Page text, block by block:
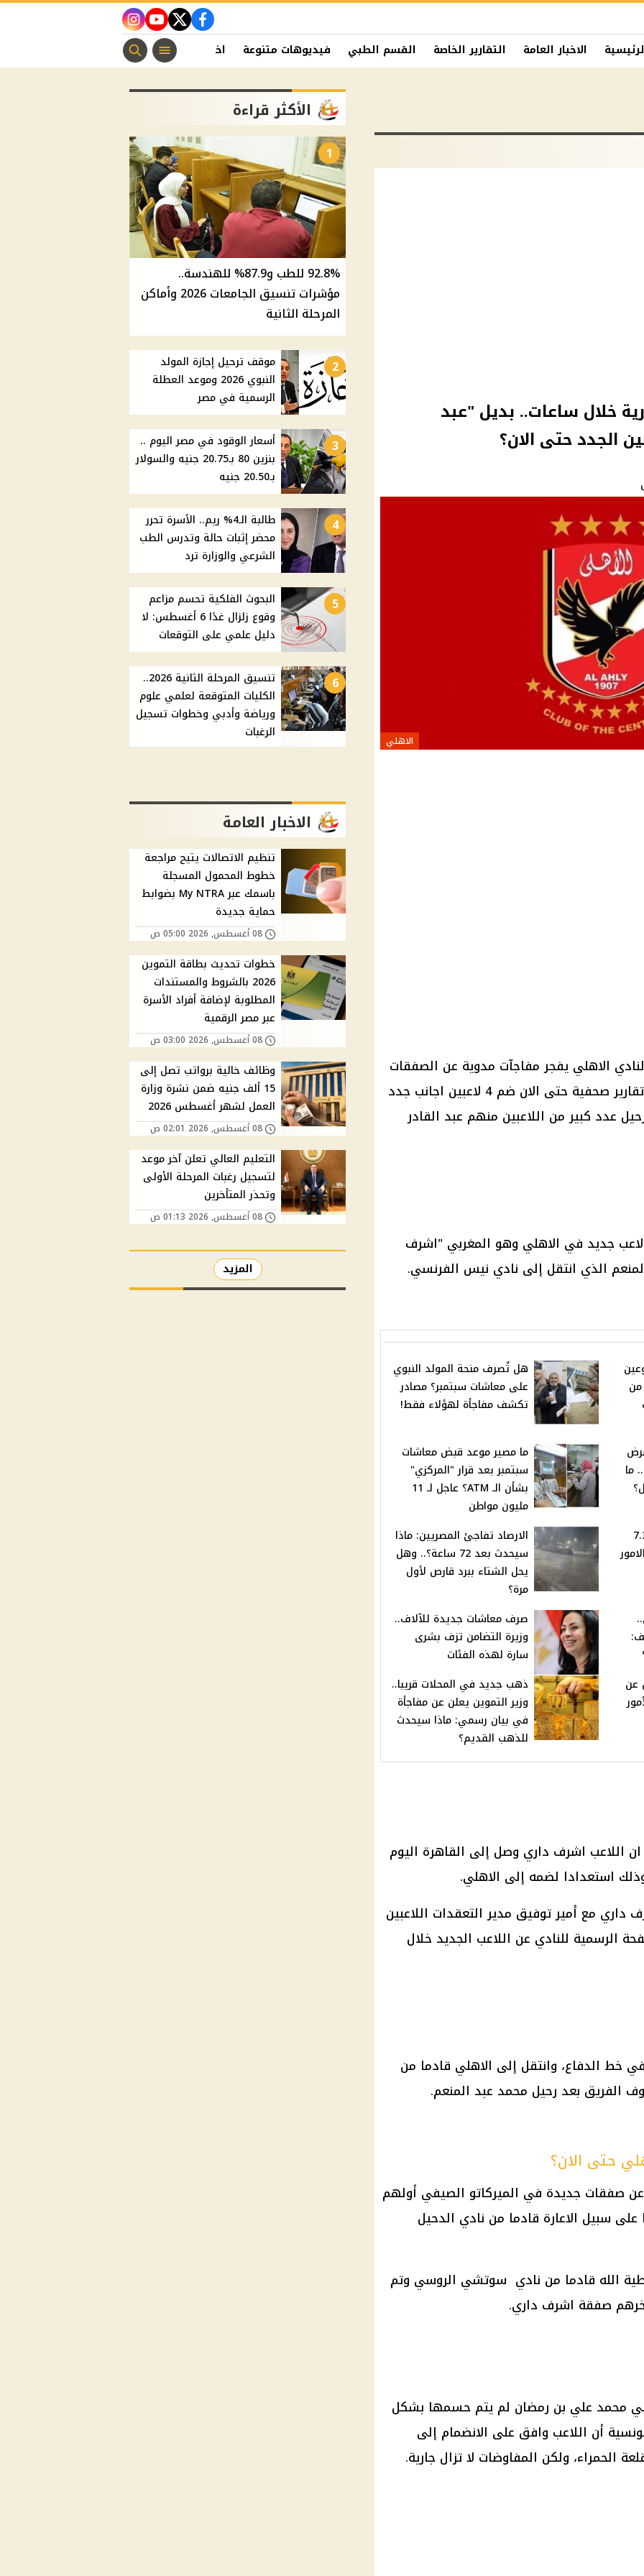
facebook
twitter
youtube
instagram
الاخبار العامة التقارير الخاصة القسم الطبي فيديوهات متنوعة اخبار الفن منوعات مسيحية
خلال ساعات.. بديل "عبد
الجدد حتى الان؟
الاهلي
الاهلي يفجر مفاجآت مدوية عن الصفقات
، حيث كشفت تقارير صحفية حتى الان ضم 4 لاعبين اجانب جدد
عدد كبير من اللاعبين منهم عبد القادر
جديد في الاهلي وهو المغربي "اشرف
الذي انتقل إلى نادي نيس الفرنسي.
من
هل تُصرف منحة المولد النبوي
على معاشات سبتمبر؟ مصادر
تكشف مفاجأة لهؤلاء فقط!
ما
ما مصير موعد قبض معاشات
سبتمبر بعد قرار "المركزي"
بشأن الـ ATM؟ عاجل لـ 11
مليون مواطن
7.30
الارصاد تفاجئ المصريين: ماذا
سيحدث بعد 72 ساعة؟.. وهل
يحل الشتاء ببرد قارص لأول
مرة؟
بـ 30 الف:
صرف معاشات جديدة للآلاف..
وزيرة التضامن تزف بشرى
سارة لهذه الفئات
عن
ذهب جديد في المحلات قريبا..
وزير التموين يعلن عن مفاجأة
في بيان رسمي: ماذا سيحدث
للذهب القديم؟
اللاعب اشرف داري وصل إلى القاهرة اليوم
وذلك استعدادا لضمه إلى الاهلي.
داري مع أمير توفيق مدير التعقدات اللاعبين
الرسمية للنادي عن اللاعب الجديد خلال
خط الدفاع، وانتقل إلى الاهلي قادما من
الفريق بعد رحيل محمد عبد المنعم.
حتى الان؟
صفقات جديدة في الميركاتو الصيفي أولهم
سبيل الاعارة قادما من نادي الدحيل
الله قادما من نادي سوتشي الروسي وتم
صفقة اشرف داري.
محمد علي بن رمضان لم يتم حسمها بشكل
أن اللاعب وافق على الانضمام إلى
الحمراء، ولكن المفاوضات لا تزال جارية.
الأكثر قراءة
1
92.8% للطب و87.9% للهندسة..
مؤشرات تنسيق الجامعات 2026 وأماكن
المرحلة الثانية
2
موقف ترحيل إجازة المولد
النبوي 2026 وموعد العطلة
الرسمية في مصر
3
أسعار الوقود في مصر اليوم ..
بنزين 80 بـ20.75 جنيه والسولار
بـ20.50 جنيه
4
طالبة الـ4% ريم.. الأسرة تحرر
محضر إثبات حالة وتدرس الطب
الشرعي والوزارة ترد
5
البحوث الفلكية تحسم مزاعم
وقوع زلزال غدًا 6 أغسطس: لا
دليل علمي على التوقعات
6
تنسيق المرحلة الثانية 2026..
الكليات المتوقعة لعلمي علوم
ورياضة وأدبي وخطوات تسجيل
الرغبات
الاخبار العامة
تنظيم الاتصالات يتيح مراجعة
خطوط المحمول المسجلة
باسمك عبر My NTRA بضوابط
حماية جديدة
08 أغسطس, 2026 05:00 ص
خطوات تحديث بطاقة التموين
2026 بالشروط والمستندات
المطلوبة لإضافة أفراد الأسرة
عبر مصر الرقمية
08 أغسطس, 2026 03:00 ص
وظائف خالية برواتب تصل إلى
15 ألف جنيه ضمن نشرة وزارة
العمل لشهر أغسطس 2026
08 أغسطس, 2026 02:01 ص
التعليم العالي تعلن آخر موعد
لتسجيل رغبات المرحلة الأولى
وتحذر المتأخرين
08 أغسطس, 2026 01:13 ص
المزيد